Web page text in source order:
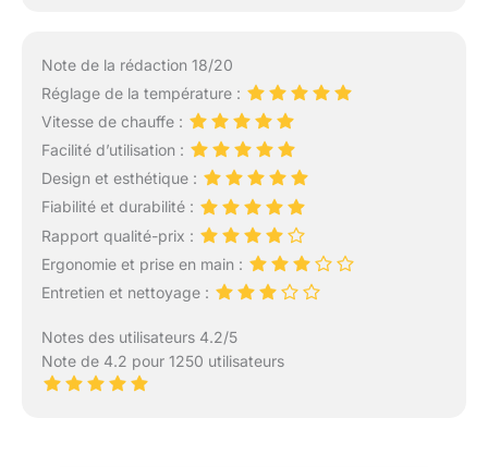
Note de la rédaction 18/20
Réglage de la température :
Vitesse de chauffe :
Facilité d’utilisation :
Design et esthétique :
Fiabilité et durabilité :
Rapport qualité-prix :
Ergonomie et prise en main :
Entretien et nettoyage :
Notes des utilisateurs 4.2/5
Note de 4.2 pour 1250 utilisateurs